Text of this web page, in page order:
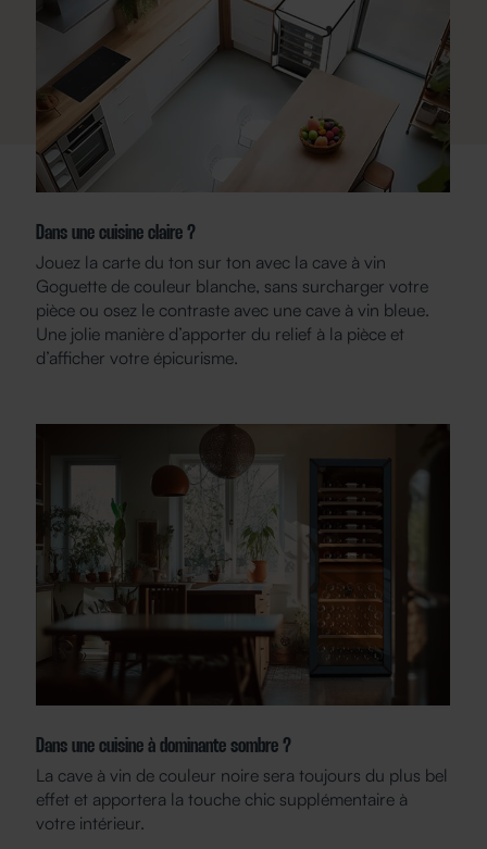
Dans une cuisine claire ?
Jouez la carte du ton sur ton avec la cave à vin
Goguette de couleur blanche, sans surcharger votre
pièce ou osez le contraste avec une cave à vin bleue.
Une jolie manière d’apporter du relief à la pièce et
d’afficher votre épicurisme.
Dans une cuisine à dominante sombre ?
La cave à vin de couleur noire sera toujours du plus bel
effet et apportera la touche chic supplémentaire à
votre intérieur.